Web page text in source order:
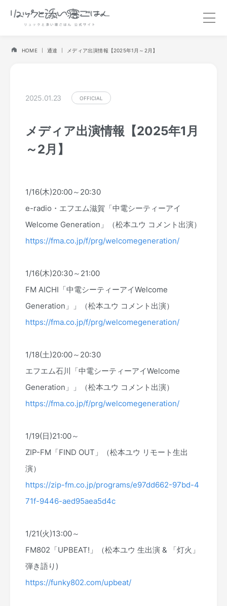
HOME 通達 メディア出演情報【2025年1月～2月】
2025.01.23 OFFICIAL
メディア出演情報【2025年1月
～2月】
1/16(木)20:00～20:30
e-radio・エフエム滋賀「中電シーティーアイ
Welcome Generation」（松本ユウ コメント出演）
https://fma.co.jp/f/prg/welcomegeneration/
1/16(木)20:30～21:00
FM AICHI「中電シーティーアイWelcome
Generation」」（松本ユウ コメント出演）
https://fma.co.jp/f/prg/welcomegeneration/
1/18(土)20:00～20:30
エフエム石川「中電シーティーアイWelcome
Generation」」（松本ユウ コメント出演）
https://fma.co.jp/f/prg/welcomegeneration/
1/19(日)21:00～
ZIP-FM「FIND OUT」（松本ユウ リモート生出
演）
https://zip-fm.co.jp/programs/e97dd662-97bd-4
71f-9446-aed95aea5d4c
1/21(火)13:00～
FM802「UPBEAT!」（松本ユウ 生出演 & 「灯火」
弾き語り)
https://funky802.com/upbeat/